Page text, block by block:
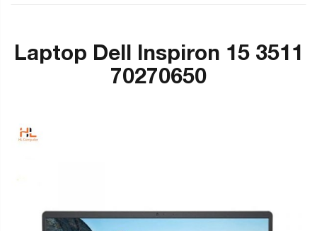
Laptop Dell Inspiron 15 3511
70270650